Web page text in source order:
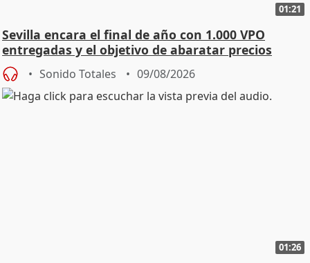
01:21
Sevilla encara el final de año con 1.000 VPO
entregadas y el objetivo de abaratar precios
Sonido Totales 09/08/2026
01:26